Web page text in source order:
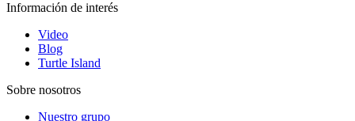
Información de interés
Video
Blog
Turtle Island
Sobre nosotros
Nuestro grupo